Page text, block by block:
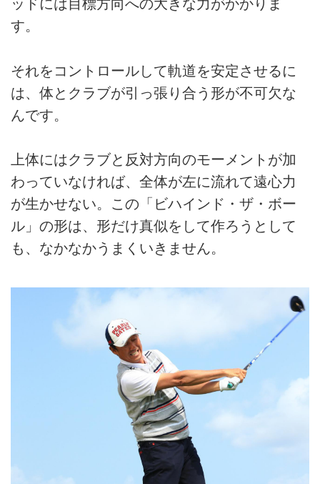
ッドには目標方向への大きな力がかかりま
す。
それをコントロールして軌道を安定させるに
は、体とクラブが引っ張り合う形が不可欠な
んです。
上体にはクラブと反対方向のモーメントが加
わっていなければ、全体が左に流れて遠心力
が生かせない。この「ビハインド・ザ・ボー
ル」の形は、形だけ真似をして作ろうとして
も、なかなかうまくいきません。